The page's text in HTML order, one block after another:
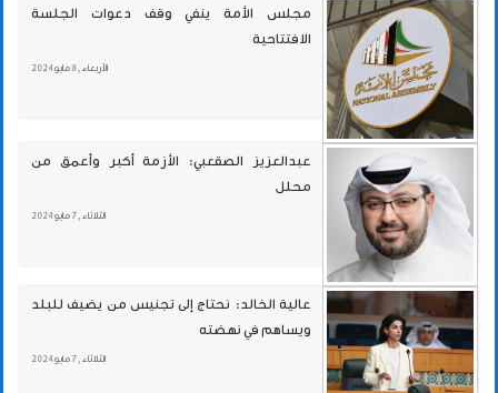
مجلس الأمة ينفي وقف دعوات الجلسة
الافتتاحية
الأربعاء , 8 مايو 2024
عبدالعزيز الصقعبي: الأزمة أكبر وأعمق من
محلل
الثلاثاء , 7 مايو 2024
عالية الخالد: نحتاج إلى تجنيس من يضيف للبلد
ويساهم في نهضته
الثلاثاء , 7 مايو 2024